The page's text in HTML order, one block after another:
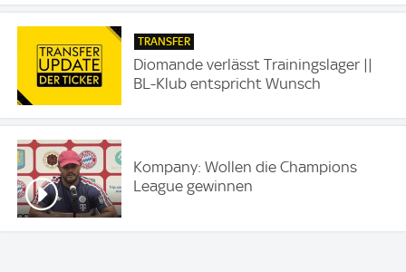
TRANSFER
Diomande verlässt Trainingslager ||
BL-Klub entspricht Wunsch
Kompany: Wollen die Champions
League gewinnen